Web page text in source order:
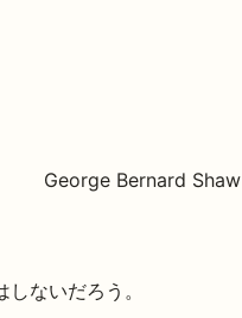
George Bernard Shaw
ないだろう。